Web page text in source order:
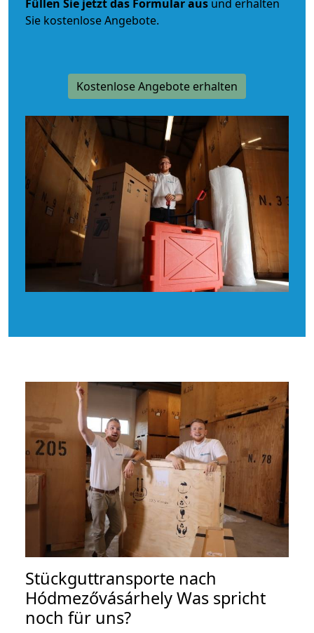
Füllen Sie jetzt das Formular aus und erhalten
Sie kostenlose Angebote.
Kostenlose Angebote erhalten
Stückguttransporte nach
Hódmezővásárhely Was spricht
noch für uns?